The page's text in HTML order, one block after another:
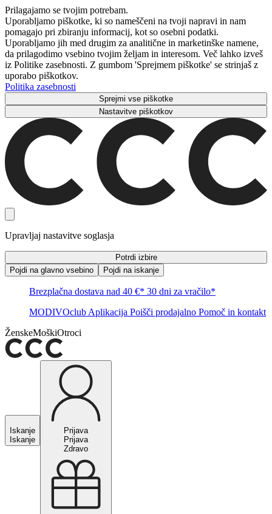
Prilagajamo se tvojim potrebam.
Uporabljamo piškotke, ki so nameščeni na tvoji napravi in ​​nam
pomagajo pri zbiranju informacij, kot so osebni podatki.
Uporabljamo jih med drugim za analitične in marketinške namene,
da prilagodimo vsebino tvojim željam in interesom. Več lahko izveš
iz Politike zasebnosti. Z gumbom 'Sprejmem piškotke' se strinjaš z
uporabo piškotkov.
Politika zasebnosti
Sprejmi vse piškotke
Nastavitve piškotkov
Upravljaj nastavitve soglasja
Potrdi izbire
Pojdi na glavno vsebino
Pojdi na iskanje
Brezplačna dostava nad 40 €* 30 dni za vračilo*
MODIVOclub Aplikacija Poišči prodajalno Pomoč in kontakt
ŽenskeMoškiOtroci
Iskanje
Iskanje
Prijava
Prijava
Zdravo